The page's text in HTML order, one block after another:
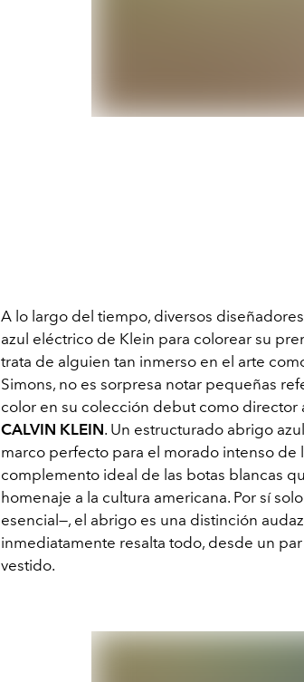
A lo largo del tiempo, diversos
azul eléctrico de Klein para colorear su
trata de alguien tan inmerso en el arte
Simons, no es sorpresa notar pequeñas
color en su colección debut como director
CALVIN KLEIN. Un estructurado abrigo
marco perfecto para el morado intenso de
complemento ideal de las botas blancas
homenaje a la cultura americana. Por sí
esencial—, el abrigo es una distinción
inmediatamente resalta todo, desde un
vestido.